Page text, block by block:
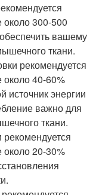
300-500
вашему
ткани.
рекомендуется
около 40-60%
источник энергии
важно для
ткани.
около 20-30%